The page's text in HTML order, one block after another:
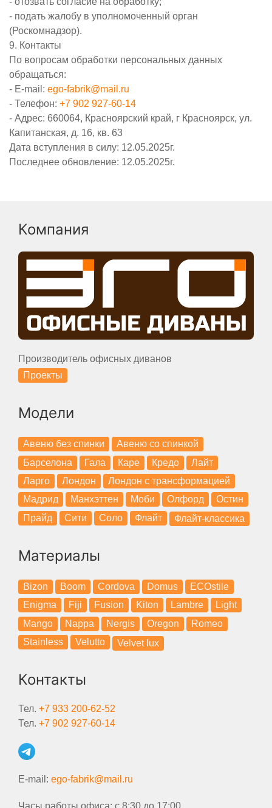
- подать жалобу в уполномоченный орган
(Роскомнадзор).
9. Контакты
По вопросам обработки персональных данных
обращаться:
- E-mail: ego-fabrik@mail.ru
- Телефон: +7 902 927-60-14
- Адрес: 660064, Красноярский край, г Красноярск, ул.
Капитанская, д. 16, кв. 63
Дата вступления в силу: 12.05.2025г.
Последнее обновление: 12.05.2025г.
Компания
Производитель офисных диванов
Проекты
Модели
Авеню без спинки
Авеню со спинкой
Барселона
Гала Каре Кредо
Лайт
Ларго
Лондон
Лондон с трансформацией
Мадрид
Манхэттен Моби Олфорд
Остин
Прайд
Сити Соло Флайт Флайт-классика
Материалы
Bizon Boom Cordova Domus
ECOstile
Enigma
Fiji Fusion Kiton Lambre
Light
Mango
Nappa Nergis Oregon
Romeo
Stainless
Velutto Velvet lux
Контакты
Тел. +7 933 200-62-52
Тел. +7 902 927-60-14
E-mail: ego-fabrik@mail.ru